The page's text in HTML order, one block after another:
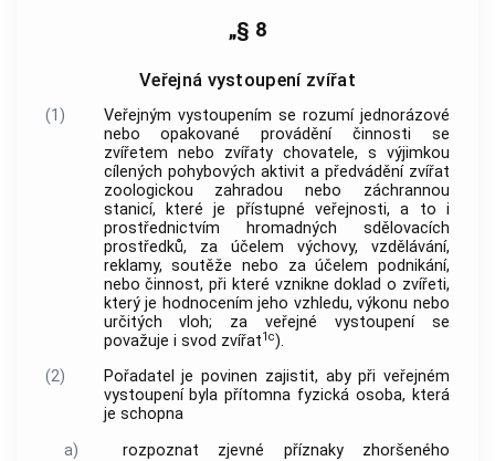
„§ 8
Veřejná vystoupení zvířat
(1)
Veřejným vystoupením se rozumí jednorázové
nebo opakované provádění činnosti se
zvířetem nebo zvířaty chovatele, s výjimkou
cílených pohybových aktivit a předvádění zvířat
zoologickou zahradou nebo záchrannou
stanicí, které je přístupné veřejnosti, a to i
prostřednictvím hromadných sdělovacích
prostředků, za účelem výchovy, vzdělávání,
reklamy, soutěže nebo za účelem podnikání,
nebo činnost, při které vznikne doklad o zvířeti,
který je hodnocením jeho vzhledu, výkonu nebo
určitých vloh; za veřejné vystoupení se
považuje i svod zvířat1c).
(2)
Pořadatel je povinen zajistit, aby při veřejném
vystoupení byla přítomna fyzická osoba, která
je schopna
a)
rozpoznat zjevné příznaky zhoršeného